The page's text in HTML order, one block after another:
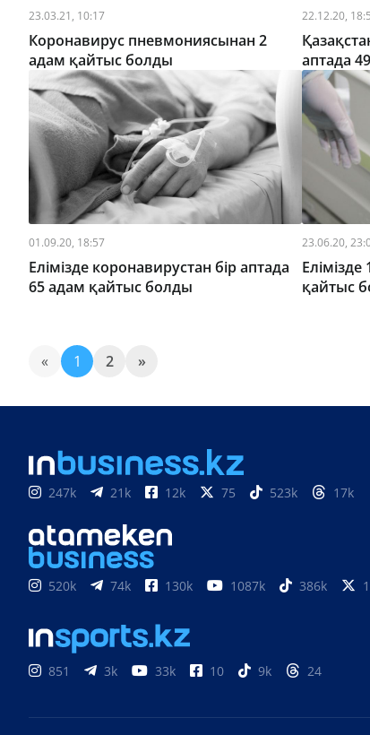
23.03.21, 10:17
Коронавирус пневмониясынан 2
адам қайтыс болды
22.12.20,
аптада
01.09.20, 18:57
Елімізде коронавирустан бір аптада
65 адам қайтыс болды
23.06.20,
қайтыс
« 1 2 »
247k 21k 12k 75 523k 17k
520k 74k 130k 1087k 386k
851 3k 33k 10 9k 24